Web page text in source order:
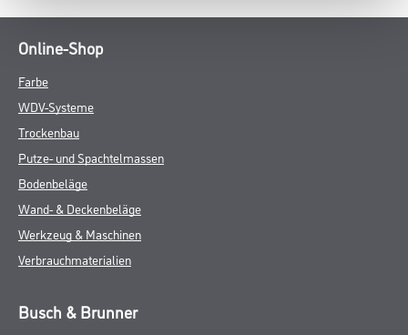
Online-Shop
Farbe
WDV-Systeme
Trockenbau
Putze- und Spachtelmassen
Bodenbeläge
Wand- & Deckenbeläge
Werkzeug & Maschinen
Verbrauchmaterialien
Busch & Brunner